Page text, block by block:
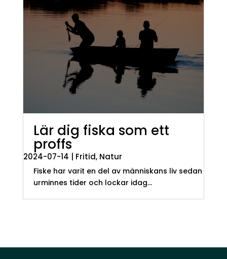
Lär dig fiska som ett
proffs
2024-07-14 Fritid, Natur
Fiske har varit en del av människans liv sedan
urminnes tider och lockar idag...